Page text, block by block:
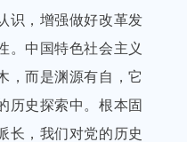
识，增强做好改革发
。中国特色社会主义
，而是渊源有自，它
历史探索中。根本固
长，我们对党的历史